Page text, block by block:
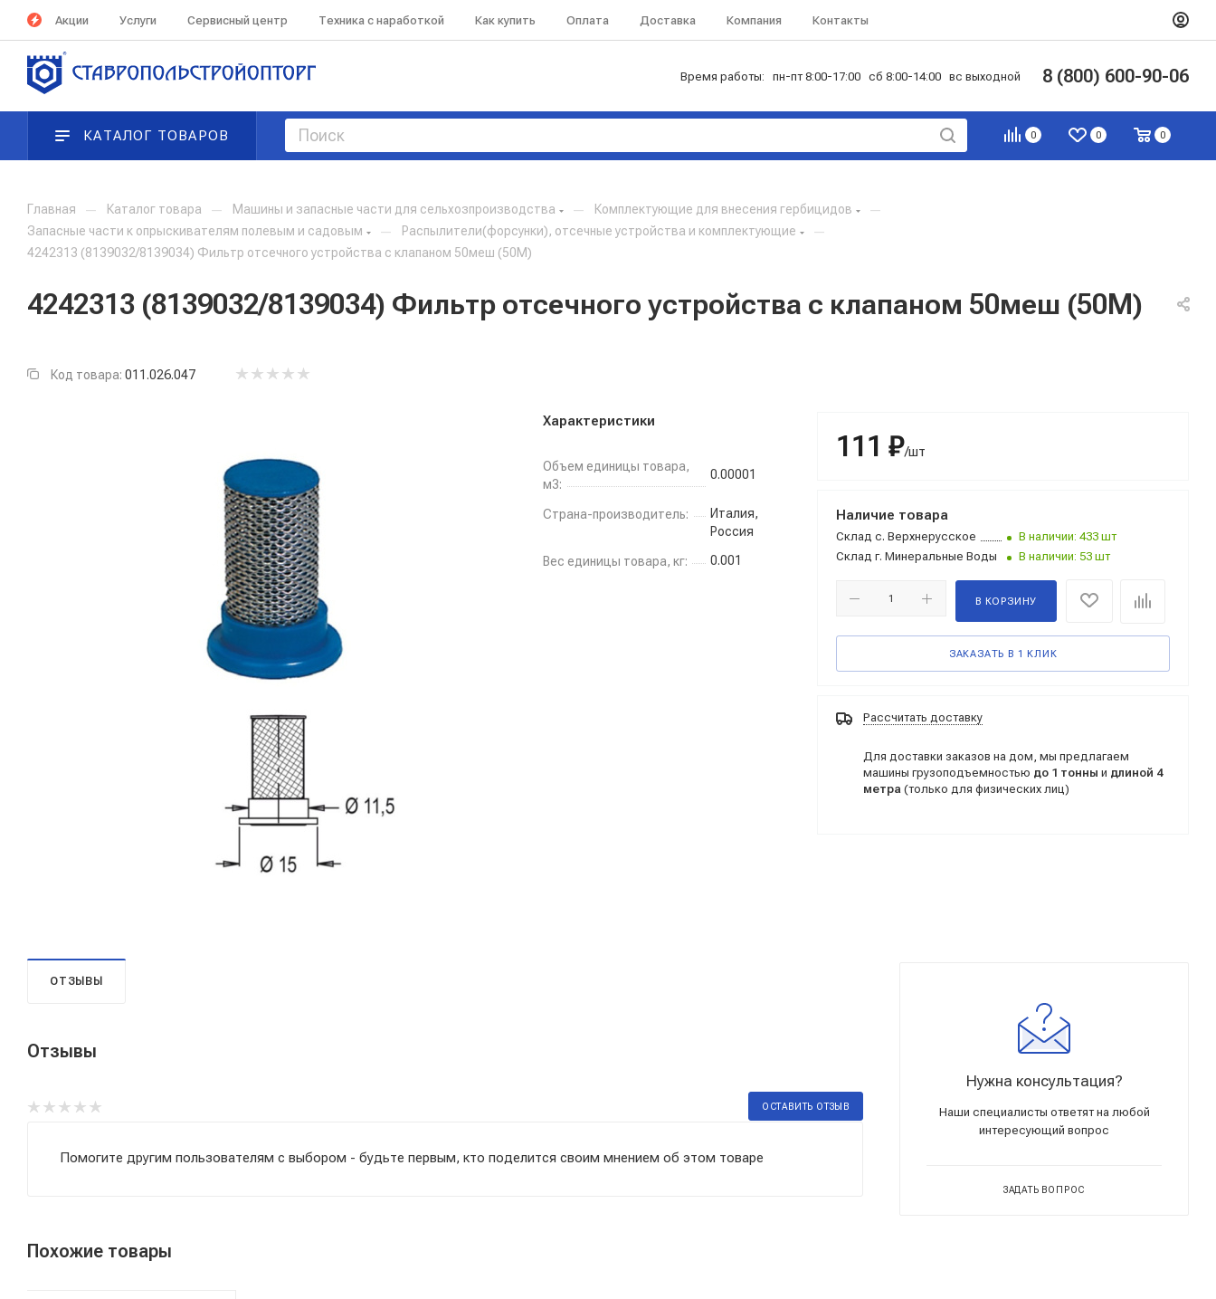
Акции Услуги Сервисный центр Техника с наработкой Как купить Оплата Доставка Компания Контакты
Время работы: пн-пт 8:00-17:00 сб 8:00-14:00 вс выходной 8 (800) 600-90-06
0 0 0
КАТАЛОГ ТОВАРОВ
Главная — Каталог товара — Машины и запасные части для сельхозпроизводства — Комплектующие для внесения гербицидов —
Запасные части к опрыскивателям полевым и садовым — Распылители(форсунки), отсечные устройства и комплектующие —
4242313 (8139032/8139034) Фильтр отсечного устройства с клапаном 50меш (50М)
4242313 (8139032/8139034) Фильтр отсечного устройства с клапаном 50меш (50М)
Код товара: 011.026.047
Характеристики
Объем единицы товара,
м3:
0.00001
Страна-производитель:
Италия,
Россия
Вес единицы товара, кг: 0.001
111 ₽/шт
Наличие товара
Склад с. Верхнерусское
В наличии: 433 шт
Склад г. Минеральные Воды В наличии: 53 шт
В КОРЗИНУ
ЗАКАЗАТЬ В 1 КЛИК
Рассчитать доставку
Для доставки заказов на дом, мы предлагаем
машины грузоподъемностью до 1 тонны и длиной 4
метра (только для физических лиц)
ОТЗЫВЫ
Отзывы
ОСТАВИТЬ ОТЗЫВ
Помогите другим пользователям с выбором - будьте первым, кто поделится своим мнением об этом товаре
Похожие товары
Нужна консультация?
Наши специалисты ответят на любой
интересующий вопрос
ЗАДАТЬ ВОПРОС